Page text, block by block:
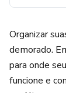
Organizar
demorado.
para onde
funcione e